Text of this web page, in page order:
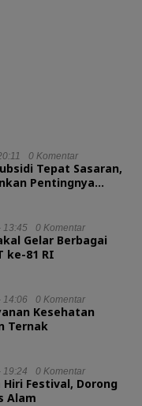
0 Komentar
Tepat Sasaran,
Pentingnya
13:45 0 Komentar
Gelar Berbagai
ke-81 RI
14:06 0 Komentar
Kesehatan
Ternak
19:24 0 Komentar
Festival, Dorong
Alam